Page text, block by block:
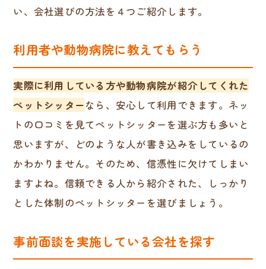
い、会社選びの方法を４つご紹介します。
利用者や動物病院に教えてもらう
実際に利用している方や動物病院が紹介してくれた
ペットシッターなら、安心して利用できます。ネッ
トの口コミを見てペットシッターを選ぶ方も多いと
思いますが、どのような人が書き込みをしているの
かわかりません。そのため、信憑性に欠けてしまい
ますよね。信頼できる人から紹介された、しっかり
とした体制のペットシッターを選びましょう。
事前面談を実施している会社を探す